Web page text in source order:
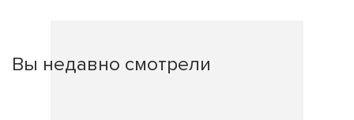
Вы недавно смотрели